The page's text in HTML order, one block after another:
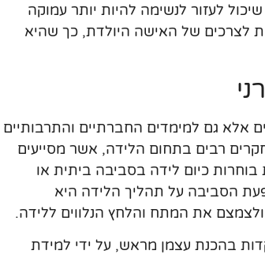
לעזור לנשימה להיות יותר עמוקה
לצרכים של האישה היולדת, כך שהיא
אלא גם למימדים החברתיים והתרבותיים
רבים בתחום הלידה, אשר מסייעים
כיום לידה בסביבה ביתית או
הסביבה על תהליך הלידה היא
את המתח והלחץ הנלווים ללידה.
בהכנת עצמן מראש, על ידי למידת